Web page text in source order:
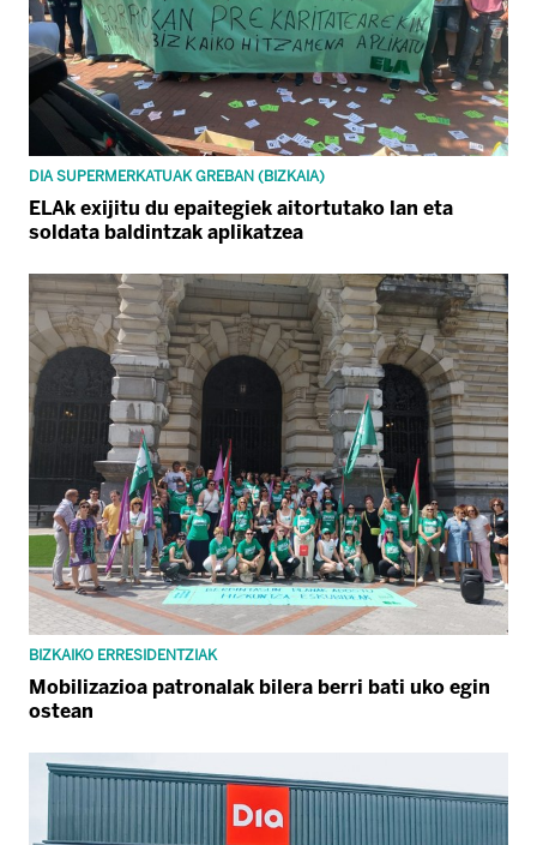
DIA SUPERMERKATUAK GREBAN (BIZKAIA)
ELAk exijitu du epaitegiek aitortutako lan eta
soldata baldintzak aplikatzea
BIZKAIKO ERRESIDENTZIAK
Mobilizazioa patronalak bilera berri bati uko egin
ostean